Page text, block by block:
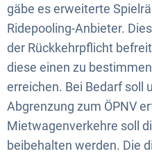
gäbe es erweiterte
Ridepooling-Anbieter.
der Rückkehrpflicht
diese einen zu
erreichen. Bei Bedarf soll
Abgrenzung zum ÖPNV
Mietwagenverkehre soll
beibehalten werden. Die